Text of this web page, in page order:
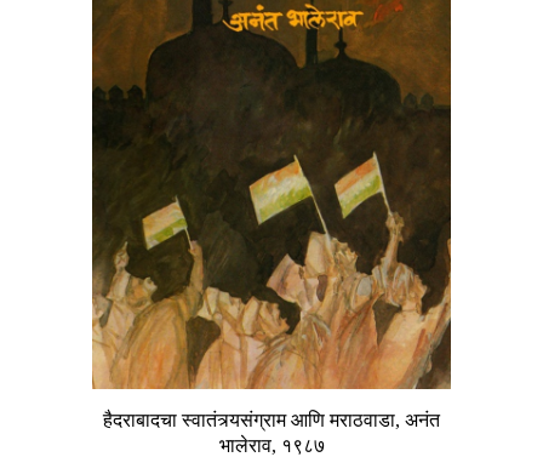
हैदराबादचा स्वातंत्र्यसंग्राम आणि मराठवाडा, अनंत
भालेराव, १९८७